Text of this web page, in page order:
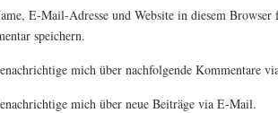
E-Mail-Adresse und Website in diesem Browser
speichern.
mich über nachfolgende Kommentare
mich über neue Beiträge via E-Mail.